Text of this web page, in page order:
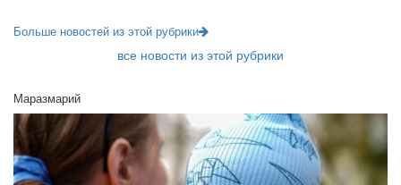
Больше новостей из этой рубрики
все новости из этой рубрики
Маразмарий